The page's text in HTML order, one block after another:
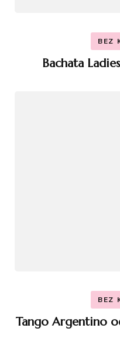
BEZ
Bachata
BEZ
Tango Argentino